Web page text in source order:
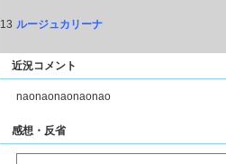
13 ルージュカリーナ
近況コメント
naonaonaonaonao
感想・反省